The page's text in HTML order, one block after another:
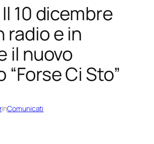
Il 10 dicembre
radio e in
il nuovo
“Forse Ci Sto”
inComunicati